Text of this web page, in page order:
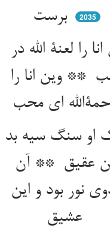
برست
2035
را لعنة الله در
** وین انا را
او سنگ سیه بد
عقیق ** آن
نور بود و این
عشیق